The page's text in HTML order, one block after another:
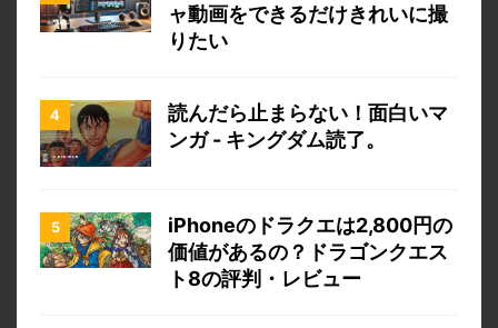
ャ動画をできるだけきれいに撮
りたい
読んだら止まらない！面白いマ
ンガ - キングダム読了。
iPhoneのドラクエは2,800円の
価値があるの？ドラゴンクエス
ト8の評判・レビュー